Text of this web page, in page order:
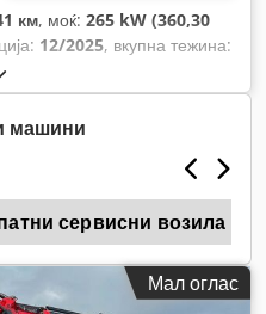
км, моќ: 265 kW (360,30
12/2025, вкупна тежина:
, следен преглед (TÜV):
, ширина на товарниот
товарниот простор:
, Опрема:
програма за
погон на сите тркала,
машини
сервисни возила
Мал оглас